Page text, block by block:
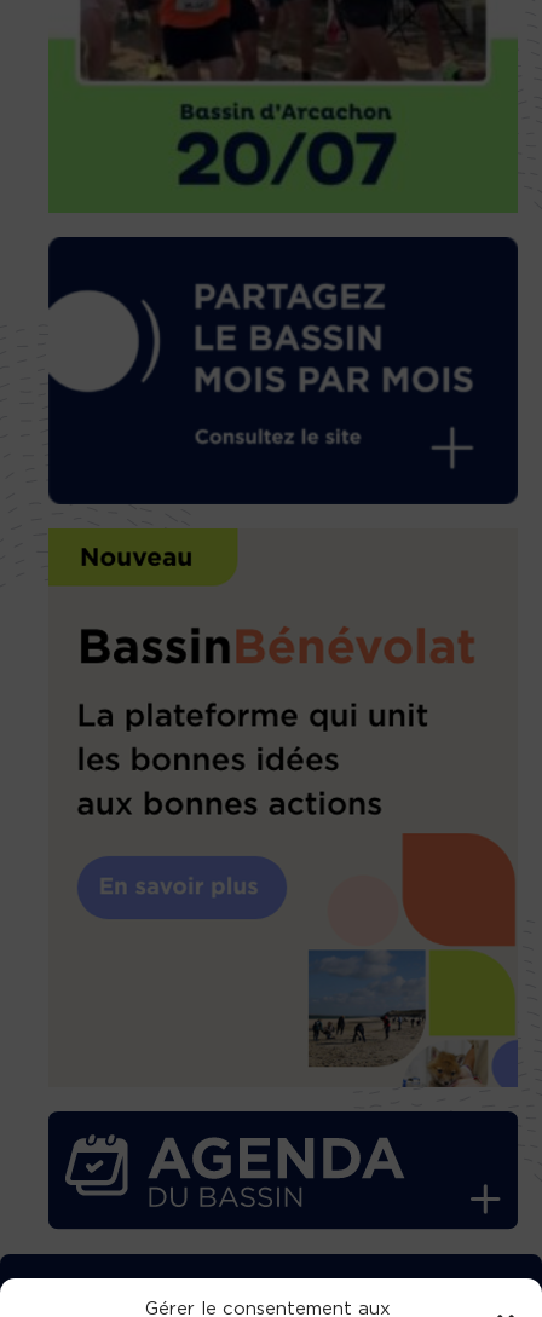
Gérer le consentement aux
TÉLÉCHARGEZ GRATUITEMENT